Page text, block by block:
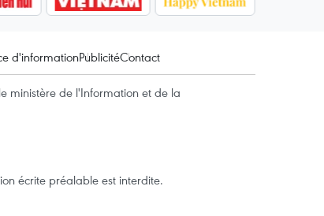
d'informationPublicitéContact
ministère de l'Information et de la
écrite préalable est interdite.